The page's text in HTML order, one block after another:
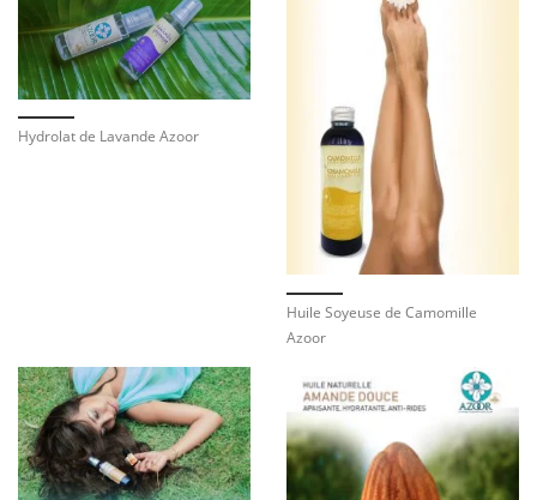
Hydrolat de Lavande Azoor
Huile Soyeuse de Camomille
Azoor